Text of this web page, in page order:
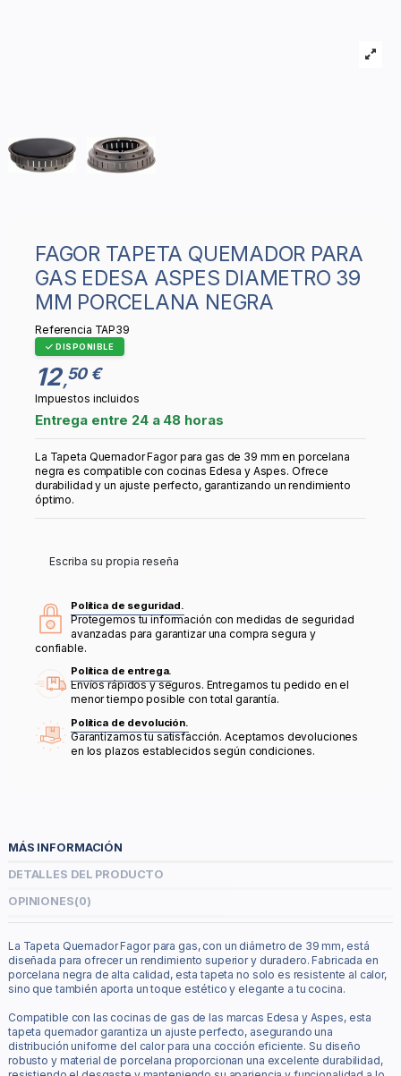
FAGOR TAPETA QUEMADOR PARA
GAS EDESA ASPES DIAMETRO 39
MM PORCELANA NEGRA
Referencia TAP39
DISPONIBLE
12,50 €
Impuestos incluidos
Entrega entre 24 a 48 horas
La Tapeta Quemador Fagor para gas de 39 mm en porcelana
negra es compatible con cocinas Edesa y Aspes. Ofrece
durabilidad y un ajuste perfecto, garantizando un rendimiento
óptimo.
Escriba su propia reseña
Política de seguridad.
Protegemos tu información con medidas de seguridad
avanzadas para garantizar una compra segura y
confiable.
Política de entrega.
Envíos rápidos y seguros. Entregamos tu pedido en el
menor tiempo posible con total garantía.
Política de devolución.
Garantizamos tu satisfacción. Aceptamos devoluciones
en los plazos establecidos según condiciones.
MÁS INFORMACIÓN
DETALLES DEL PRODUCTO
OPINIONES(0)
La Tapeta Quemador Fagor para gas, con un diámetro de 39 mm, está
diseñada para ofrecer un rendimiento superior y duradero. Fabricada en
porcelana negra de alta calidad, esta tapeta no solo es resistente al calor,
sino que también aporta un toque estético y elegante a tu cocina.
Compatible con las cocinas de gas de las marcas Edesa y Aspes, esta
tapeta quemador garantiza un ajuste perfecto, asegurando una
distribución uniforme del calor para una cocción eficiente. Su diseño
robusto y material de porcelana proporcionan una excelente durabilidad,